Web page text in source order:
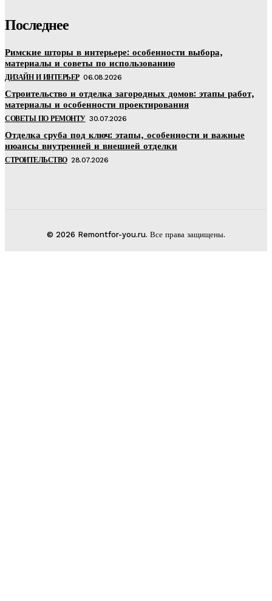
Последнее
Римские шторы в интерьере: особенности выбора,
материалы и советы по использованию
ДИЗАЙН И ИНТЕРЬЕР 06.08.2026
Строительство и отделка загородных домов: этапы работ,
материалы и особенности проектирования
СОВЕТЫ ПО РЕМОНТУ 30.07.2026
Отделка сруба под ключ: этапы, особенности и важные
нюансы внутренней и внешней отделки
СТРОИТЕЛЬСТВО 28.07.2026
© 2026 Remontfor-you.ru. Все права защищены.